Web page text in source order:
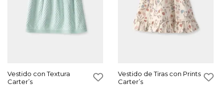
Vestido con Textura
Carter’s
Vestido de Tiras con Prints
Carter’s